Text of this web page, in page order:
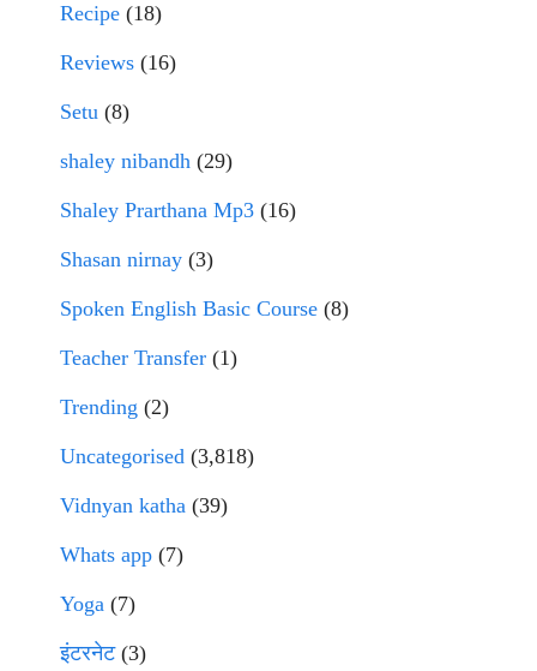
Recipe (18)
Reviews (16)
Setu (8)
shaley nibandh (29)
Shaley Prarthana Mp3 (16)
Shasan nirnay (3)
Spoken English Basic Course (8)
Teacher Transfer (1)
Trending (2)
Uncategorised (3,818)
Vidnyan katha (39)
Whats app (7)
Yoga (7)
इंटरनेट(3)